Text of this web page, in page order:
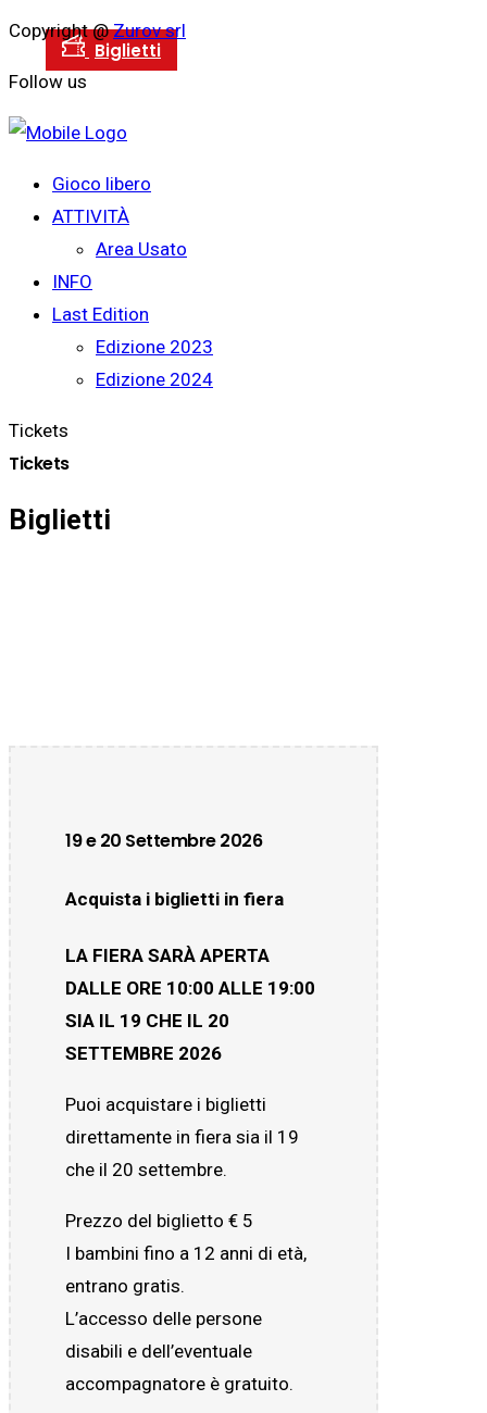
Copyright @Zurov srl
Follow us
Gioco libero
ATTIVITÀ
Area Usato
INFO
Last Edition
Edizione 2023
Edizione 2024
Tickets
Tickets
Biglietti
19 e 20 Settembre 2026
Acquista i biglietti in fiera
LA FIERA SARÀ APERTA
DALLE ORE 10:00 ALLE 19:00
SIA IL 19 CHE IL 20
SETTEMBRE 2026
Puoi acquistare i biglietti
direttamente in fiera sia il 19
che il 20 settembre.
Prezzo del biglietto € 5
I bambini fino a 12 anni di età,
entrano gratis.
L’accesso delle persone
disabili e dell’eventuale
accompagnatore è gratuito.